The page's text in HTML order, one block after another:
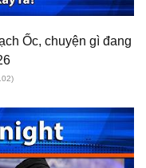
Ốc, chuyện gì đang